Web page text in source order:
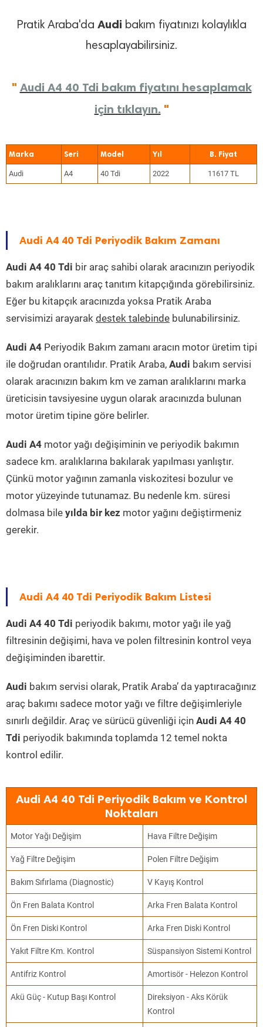
Pratik Araba'da Audi bakım fiyatınızı kolaylıkla
hesaplayabilirsiniz.
" Audi A4 40 Tdi bakım fiyatını hesaplamak
için tıklayın. "
Marka Seri Model Yıl
Audi A4 40 Tdi 2022 11617 TL
Audi A4 40 Tdi Periyodik Bakım Zamanı
Audi A4 40 Tdi bir araç sahibi olarak aracınızın periyodik
bakım aralıklarını araç tanıtım kitapçığında görebilirsiniz.
Eğer bu kitapçık aracınızda yoksa Pratik Araba
servisimizi arayarak destek talebinde bulunabilirsiniz.
Audi A4 Periyodik Bakım zamanı aracın motor üretim tipi
ile doğrudan orantılıdır. Pratik Araba, Audi bakım servisi
olarak aracınızın bakım km ve zaman aralıklarını marka
üreticisin tavsiyesine uygun olarak aracınızda bulunan
motor üretim tipine göre belirler.
Audi A4 motor yağı değişiminin ve periyodik bakımın
sadece km. aralıklarına bakılarak yapılması yanlıştır.
Çünkü motor yağının zamanla viskozitesi bozulur ve
motor yüzeyinde tutunamaz. Bu nedenle km. süresi
dolmasa bile yılda bir kez motor yağını değiştirmeniz
gerekir.
Audi A4 40 Tdi Periyodik Bakım Listesi
Audi A4 40 Tdi periyodik bakımı, motor yağı ile yağ
filtresinin değişimi, hava ve polen filtresinin kontrol veya
değişiminden ibarettir.
Audi bakım servisi olarak, Pratik Araba’ da yaptıracağınız
araç bakımı sadece motor yağı ve filtre değişimleriyle
sınırlı değildir. Araç ve sürücü güvenliği için Audi A4 40
Tdi periyodik bakımında toplamda 12 temel nokta
kontrol edilir.
Audi A4 40 Tdi Periyodik Bakım ve Kontrol
Noktaları
Motor Yağı Değişim Hava Filtre Değişim
Yağ Filtre Değişim Polen Filtre Değişim
Bakım Sıfırlama (Diagnostic) V Kayış Kontrol
Ön Fren Balata Kontrol Arka Fren Balata Kontrol
Ön Fren Diski Kontrol Arka Fren Diski Kontrol
Yakıt Filtre Km. Kontrol Süspansiyon Sistemi Kontrol
Antifriz Kontrol Amortisör - Helezon Kontrol
Akü Güç - Kutup Başı Kontrol
Direksiyon - Aks Körük
Kontrol